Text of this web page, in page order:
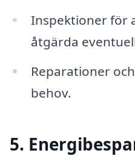
Inspektioner för
åtgärda
Reparationer
behov.
5.